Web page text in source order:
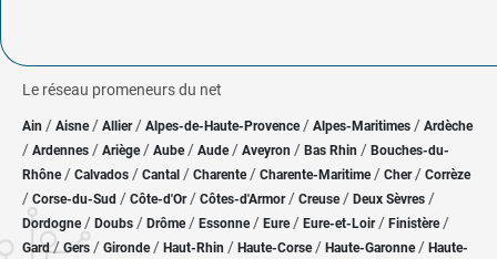
Le réseau promeneurs du net
Ain / Aisne/ Allier/ Alpes-de-Haute-Provence / Alpes-Maritimes / Ardèche
/ Ardennes / Ariège/ Aube/ Aude / Aveyron / Bas Rhin / Bouches-du-
Rhône/ Calvados / Cantal / Charente / Charente-Maritime/ Cher / Corrèze
/ Corse-du-Sud / Côte-d'Or / Côtes-d'Armor/ Creuse/ Deux Sèvres /
Dordogne/ Doubs / Drôme/ Essonne / Eure/ Eure-et-Loir / Finistère/
Gard/Gers / Gironde/ Haut-Rhin / Haute-Corse/ Haute-Garonne/ Haute-